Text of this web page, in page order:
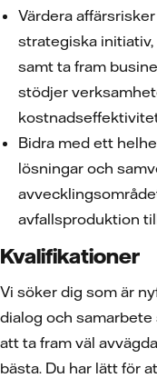
Värdera
strategiska
samt ta fram
stödjer
Bidra med ett
lösningar och
avfallsproduktion
Kvalifikationer
Vi söker dig som är
dialog och
att ta fram väl
bästa. Du har lätt för